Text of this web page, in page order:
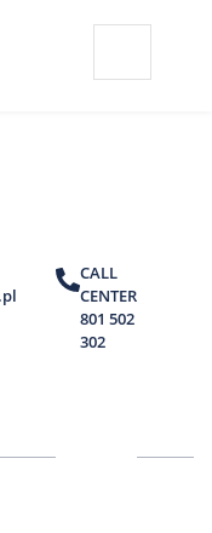
CALL
CENTER
801 502
302